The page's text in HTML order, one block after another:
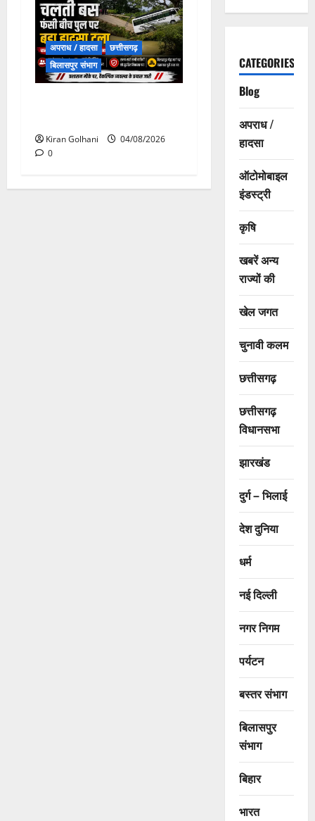
अपराध / हादसा
छत्तीसगढ़
बिलासपुर संभाग
Kiran Golhani
04/08/2026
0
CATEGORIES
Blog
अपराध /
हादसा
ऑटोमोबाइल
इंडस्ट्री
कृषि
खबरें अन्य
राज्यों की
खेल जगत
चुनावी कलम
छत्तीसगढ़
छत्तीसगढ़
विधानसभा
झारखंड
दुर्ग – भिलाई
देश दुनिया
धर्म
नई दिल्ली
नगर निगम
पर्यटन
बस्तर संभाग
बिलासपुर
संभाग
बिहार
भारत